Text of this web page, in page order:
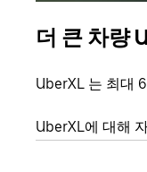
더 큰 차량
UberXL 는 최대
UberXL에 대해